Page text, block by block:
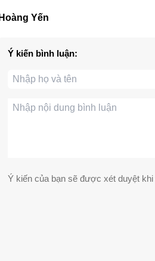
Hoàng Yến
Ý kiến bình luận:
Ý kiến của bạn sẽ được xét duyệt